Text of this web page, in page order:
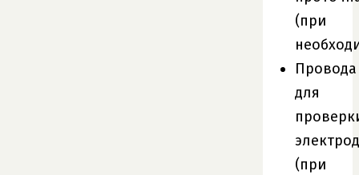
(при
Провода
для
(при